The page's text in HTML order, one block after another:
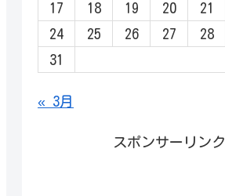
17
18 19 20 21
24
25 26 27 28
31
« 3月
スポンサーリンク